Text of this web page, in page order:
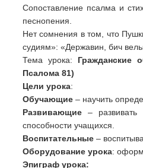
Сопоставление псалма и
песнопения.
Нет сомнения в том, что
судиям»: «Державин, бич
Тема урока: Гражданские
Псалома 81)
Цели урока:
Обучающие– научить
Развивающие– развивать
способности учащихся.
Воспитательные–
Оборудование урока:
Эпиграф урока: